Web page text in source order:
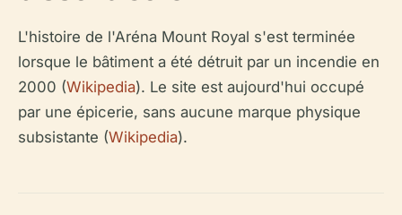
L'histoire de l'Aréna Mount Royal s'est terminée
lorsque le bâtiment a été détruit par un incendie en
2000 (Wikipedia). Le site est aujourd'hui occupé
par une épicerie, sans aucune marque physique
subsistante (Wikipedia).